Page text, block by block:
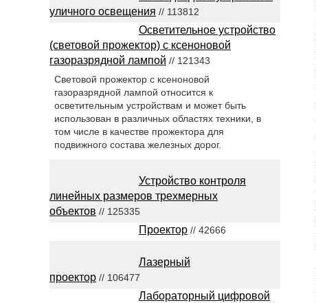
уличного освещения // 113812
Осветительное устройство
(световой прожектор) с ксеноновой
газоразрядной лампой // 121343
Световой прожектор с ксеноновой
газоразрядной лампой относится к
осветительным устройствам и может быть
использован в различных областях техники, в
том числе в качестве прожектора для
подвижного состава железных дорог.
Устройство контроля
линейных размеров трехмерных
объектов // 125335
Проектор // 42666
Лазерный
проектор // 106477
Лабораторный цифровой